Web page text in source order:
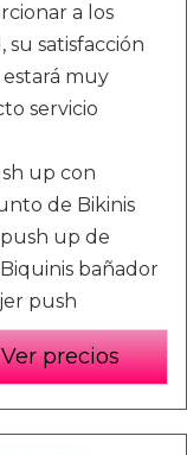
a los
satisfacción
muy
servicio
up con
de Bikinis
up de
bañador
push
precios